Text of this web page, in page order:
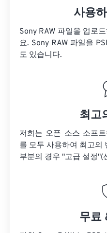
사용
Sony RAW 파일을 업로
요. Sony RAW 파일을
도 있습니다.
최고
저희는 오픈 소스 소프
를 모두 사용하여 최고의
부분의 경우 "고급 설정"(
무료